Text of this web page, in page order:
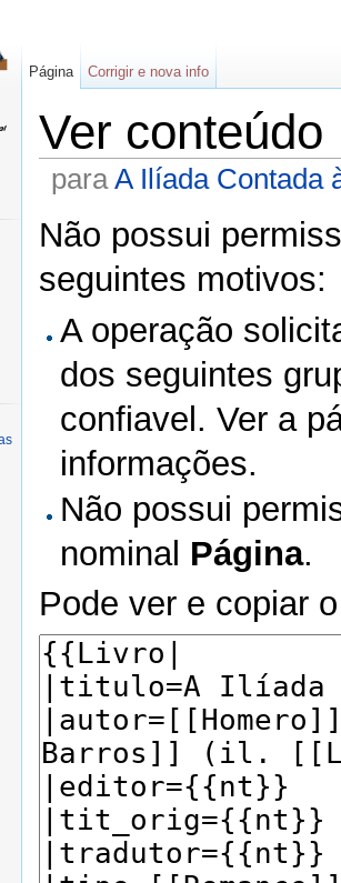
Ver conteúdo
paraA Ilíada Contada
Não possui
seguintes motivos:
A operação
dos seguintes
confiavel. Ver a
informações.
Não possui
nominal Página.
Pode ver e copiar
Página Corrigir e nova info